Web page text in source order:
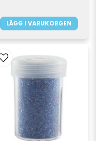
LÄGG I VARUKORGEN